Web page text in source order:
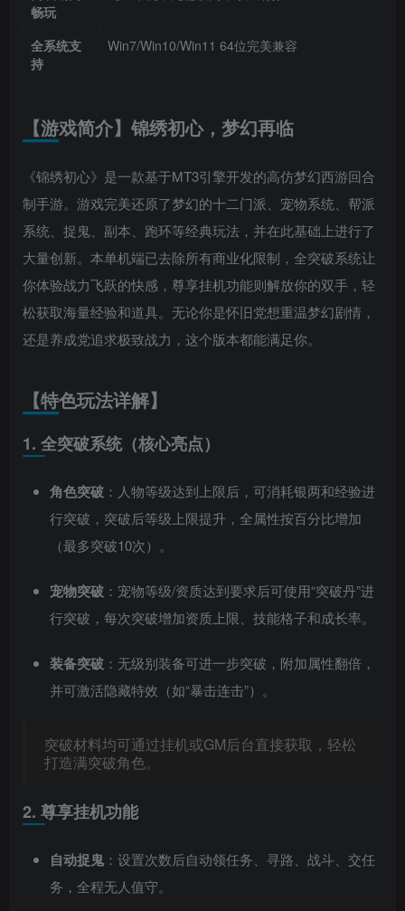
畅玩
全系统支
持
Win7/Win10/Win11 64位完美兼容
【游戏简介】锦绣初心，梦幻再临
《锦绣初心》是一款基于MT3引擎开发的高仿梦幻西游回合
制手游。游戏完美还原了梦幻的十二门派、宠物系统、帮派
系统、捉鬼、副本、跑环等经典玩法，并在此基础上进行了
大量创新。本单机端已去除所有商业化限制，全突破系统让
你体验战力飞跃的快感，尊享挂机功能则解放你的双手，轻
松获取海量经验和道具。无论你是怀旧党想重温梦幻剧情，
还是养成党追求极致战力，这个版本都能满足你。
【特色玩法详解】
1. 全突破系统（核心亮点）
角色突破 ：人物等级达到上限后，可消耗银两和经验进
行突破，突破后等级上限提升，全属性按百分比增加
（最多突破10次）。
宠物突破 ：宠物等级/资质达到要求后可使用“突破丹”进
行突破，每次突破增加资质上限、技能格子和成长率。
装备突破 ：无级别装备可进一步突破，附加属性翻倍，
并可激活隐藏特效（如“暴击连击”）。
突破材料均可通过挂机或GM后台直接获取，轻松
打造满突破角色。
2. 尊享挂机功能
自动捉鬼 ：设置次数后自动领任务、寻路、战斗、交任
务，全程无人值守。